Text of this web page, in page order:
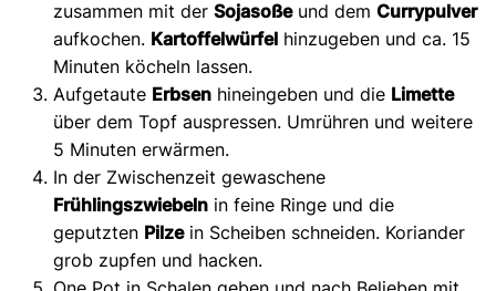
zusammen mit der Sojasoßeund dem Currypulver
aufkochen. Kartoffelwürfel hinzugeben und ca. 15
Minuten köcheln lassen.
Aufgetaute Erbsen hineingeben und die Limette
über dem Topf auspressen. Umrühren und weitere
5 Minuten erwärmen.
In der Zwischenzeit gewaschene
Frühlingszwiebeln in feine Ringe und die
geputzten Pilzein Scheiben schneiden. Koriander
grob zupfen und hacken.